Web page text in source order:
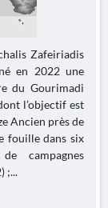
Zafeiriadis
en 2022 une
du Gourimadi
l’objectif est
Ancien près de
fouille dans six
campagnes
;...